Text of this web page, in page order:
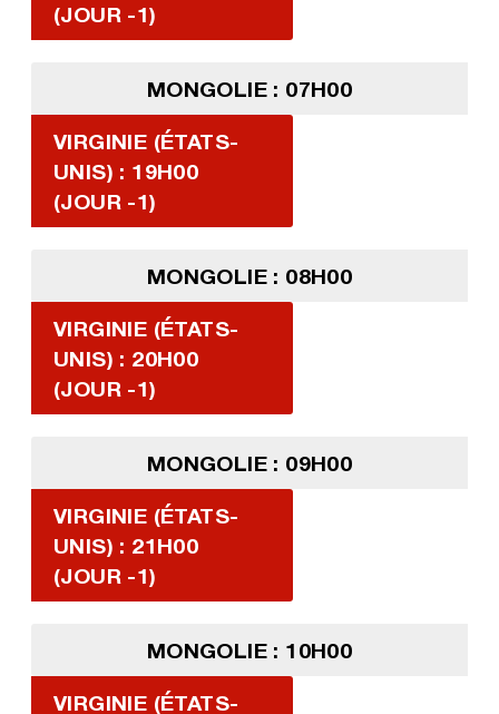
(JOUR -1)
MONGOLIE : 07H00
VIRGINIE (ÉTATS-
UNIS) : 19H00
(JOUR -1)
MONGOLIE : 08H00
VIRGINIE (ÉTATS-
UNIS) : 20H00
(JOUR -1)
MONGOLIE : 09H00
VIRGINIE (ÉTATS-
UNIS) : 21H00
(JOUR -1)
MONGOLIE : 10H00
VIRGINIE (ÉTATS-